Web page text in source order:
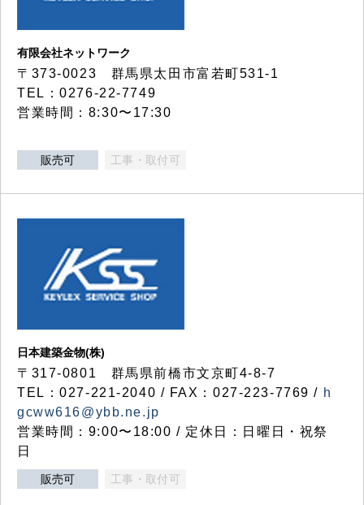
有限会社ネットワーク
〒373-0023 群馬県太田市富若町531-1
TEL：0276-22-7749
営業時間：8:30〜17:30
販売可 工事・取付可
日本建築金物(株)
〒317‐0801 群馬県前橋市文京町4-8-7
TEL：027-221-2040 / FAX：027-223-7769 / h
gcww616@ybb.ne.jp
営業時間：9:00〜18:00 / 定休日：日曜日・祝祭
日
販売可 工事・取付可